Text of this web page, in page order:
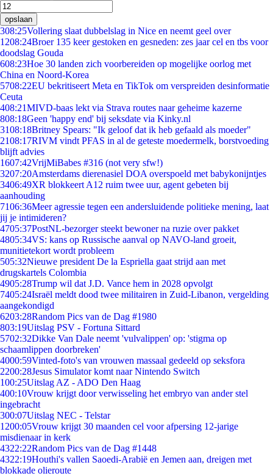
opslaan
308:25Vollering slaat dubbelslag in Nice en neemt geel over
1208:24Broer 135 keer gestoken en gesneden: zes jaar cel en tbs voor
doodslag Gouda
608:23Hoe 30 landen zich voorbereiden op mogelijke oorlog met
China en Noord-Korea
5708:22EU bekritiseert Meta en TikTok om verspreiden desinformatie
Ceuta
408:21MIVD-baas lekt via Strava routes naar geheime kazerne
808:18Geen 'happy end' bij seksdate via Kinky.nl
3108:18Britney Spears: "Ik geloof dat ik heb gefaald als moeder"
2108:17RIVM vindt PFAS in al de geteste moedermelk, borstvoeding
blijft advies
1607:42VrijMiBabes #316 (not very sfw!)
3207:20Amsterdams dierenasiel DOA overspoeld met babykonijntjes
3406:49XR blokkeert A12 ruim twee uur, agent gebeten bij
aanhouding
7106:36Meer agressie tegen een andersluidende politieke mening, laat
jij je intimideren?
4705:37PostNL-bezorger steekt bewoner na ruzie over pakket
4805:34VS: kans op Russische aanval op NAVO-land groeit,
munitietekort wordt probleem
505:32Nieuwe president De la Espriella gaat strijd aan met
drugskartels Colombia
4905:28Trump wil dat J.D. Vance hem in 2028 opvolgt
7405:24Israël meldt dood twee militairen in Zuid-Libanon, vergelding
aangekondigd
6203:28Random Pics van de Dag #1980
803:19Uitslag PSV - Fortuna Sittard
5702:32Dikke Van Dale neemt 'vulvalippen' op: 'stigma op
schaamlippen doorbreken'
4000:59Vinted-foto's van vrouwen massaal gedeeld op seksfora
2200:28Jesus Simulator komt naar Nintendo Switch
100:25Uitslag AZ - ADO Den Haag
400:10Vrouw krijgt door verwisseling het embryo van ander stel
ingebracht
300:07Uitslag NEC - Telstar
1200:05Vrouw krijgt 30 maanden cel voor afpersing 12-jarige
misdienaar in kerk
4322:22Random Pics van de Dag #1448
4322:19Houthi's vallen Saoedi-Arabië en Jemen aan, dreigen met
blokkade olieroute